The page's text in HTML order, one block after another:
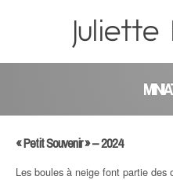
Juliette
« Petit Souvenir » – 2024
Les boules à neige font partie